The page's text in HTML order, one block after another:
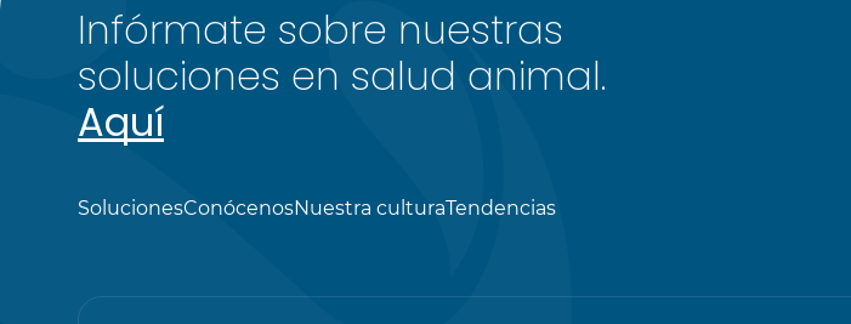
Infórmate sobre nuestras
soluciones en salud animal.
Aquí
SolucionesConócenosNuestra culturaTendencias